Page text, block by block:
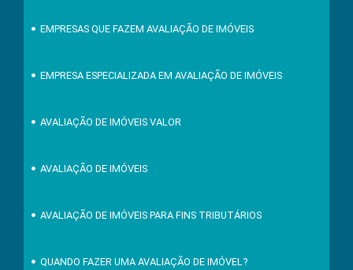
EMPRESAS QUE FAZEM AVALIAÇÃO DE IMÓVEIS
EMPRESA ESPECIALIZADA EM AVALIAÇÃO DE IMÓVEIS
AVALIAÇÃO DE IMÓVEIS VALOR
AVALIAÇÃO DE IMÓVEIS
AVALIAÇÃO DE IMÓVEIS PARA FINS TRIBUTÁRIOS
QUANDO FAZER UMA AVALIAÇÃO DE IMÓVEL?